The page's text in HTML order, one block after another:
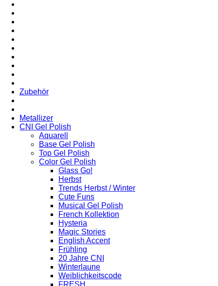
Zubehör
Metallizer
CNI Gel Polish
Aquarell
Base Gel Polish
Top Gel Polish
Color Gel Polish
Glass Go!
Herbst
Trends Herbst / Winter
Cute Funs
Musical Gel Polish
French Kollektion
Hysteria
Magic Stories
English Accent
Frühling
20 Jahre CNI
Winterlaune
Weiblichkeitscode
FRESH